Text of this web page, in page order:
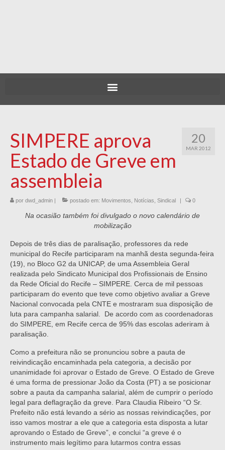
20
MAR 2012
SIMPERE aprova
Estado de Greve em
assembleia
por dwd_admin | postado em: Movimentos Notícias Sindical | 0
Na ocasião também foi divulgado o novo calendário de
mobilização
Depois de três dias de paralisação, professores da rede
municipal do Recife participaram na manhã desta segunda-feira
(19), no Bloco G2 da UNICAP, de uma Assembleia Geral
realizada pelo Sindicato Municipal dos Profissionais de Ensino
da Rede Oficial do Recife – SIMPERE. Cerca de mil pessoas
participaram do evento que teve como objetivo avaliar a Greve
Nacional convocada pela CNTE e mostraram sua disposição de
luta para campanha salarial. De acordo com as coordenadoras
do SIMPERE, em Recife cerca de 95% das escolas aderiram à
paralisação.
Como a prefeitura não se pronunciou sobre a pauta de
reivindicação encaminhada pela categoria, a decisão por
unanimidade foi aprovar o Estado de Greve. O Estado de Greve
é uma forma de pressionar João da Costa (PT) a se posicionar
sobre a pauta da campanha salarial, além de cumprir o período
legal para deflagração da greve. Para Claudia Ribeiro “O Sr.
Prefeito não está levando a sério as nossas reivindicações, por
isso vamos mostrar a ele que a categoria esta disposta a lutar
aprovando o Estado de Greve”, e conclui “a greve é o
instrumento mais legítimo para lutarmos contra essas